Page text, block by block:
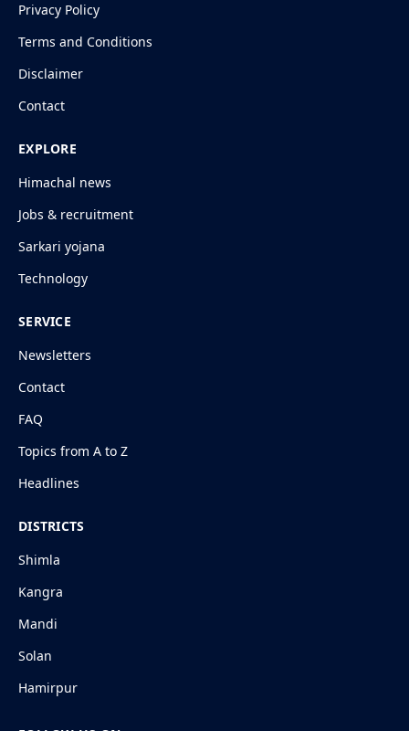
Privacy Policy
Terms and Conditions
Disclaimer
Contact
EXPLORE
Himachal news
Jobs & recruitment
Sarkari yojana
Technology
SERVICE
Newsletters
Contact
FAQ
Topics from A to Z
Headlines
DISTRICTS
Shimla
Kangra
Mandi
Solan
Hamirpur